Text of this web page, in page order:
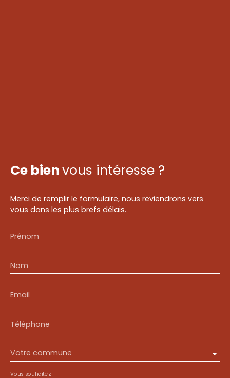
Ce bienvous intéresse ?
Merci de remplir le formulaire, nous reviendrons vers
vous dans les plus brefs délais.
Prénom
Nom
Email
Téléphone
Votre commune
Vous souhaitez